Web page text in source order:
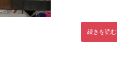
続きを読む